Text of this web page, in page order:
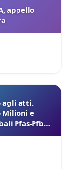
appello
agli atti.
Milioni e
Pfas-Pfba